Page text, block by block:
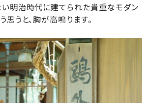
明治時代に建てられた貴重なモダン
思うと、胸が高鳴ります。